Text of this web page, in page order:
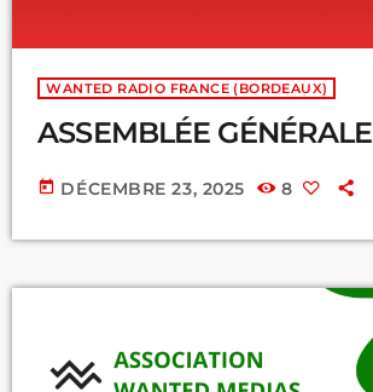
WANTED RADIO FRANCE (BORDEAUX)
ASSEMBLÉE GÉNÉRALE
today DÉCEMBRE 23, 2025 8